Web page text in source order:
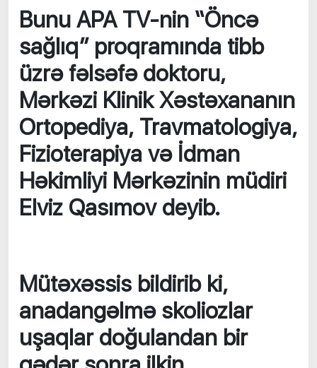
Bunu APA TV-nin “Öncə
sağlıq” proqramında tibb
üzrə fəlsəfə doktoru,
Mərkəzi Klinik Xəstəxananın
Ortopediya, Travmatologiya,
Fizioterapiya və İdman
Həkimliyi Mərkəzinin müdiri
Elviz Qasımov deyib.
Mütəxəssis bildirib ki,
anadangəlmə skoliozlar
uşaqlar doğulandan bir